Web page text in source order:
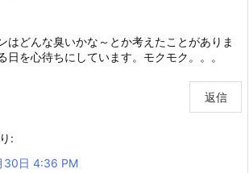
はどんな臭いかな～とか考えたことがありま
日を心待ちにしています。モクモク。。。
返信
:
30日 4:36 PM